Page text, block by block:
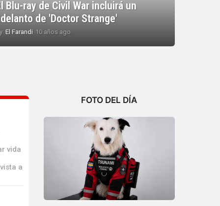
Blu-ray de Civil War incluirá un
de 'Doctor Strange'
El Farandi 10 años ago
vida
a
FOTO DEL DÍA